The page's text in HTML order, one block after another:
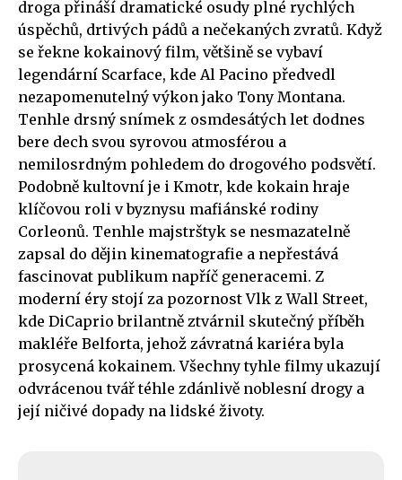
droga přináší dramatické osudy plné rychlých
úspěchů, drtivých pádů a nečekaných zvratů. Když
se řekne kokainový film, většině se vybaví
legendární Scarface, kde Al Pacino předvedl
nezapomenutelný výkon jako Tony Montana.
Tenhle drsný snímek z osmdesátých let dodnes
bere dech svou syrovou atmosférou a
nemilosrdným pohledem do drogového podsvětí.
Podobně kultovní je i Kmotr, kde kokain hraje
klíčovou roli v byznysu mafiánské rodiny
Corleonů. Tenhle majstrštyk se nesmazatelně
zapsal do dějin kinematografie a nepřestává
fascinovat publikum napříč generacemi. Z
moderní éry stojí za pozornost Vlk z Wall Street,
kde DiCaprio brilantně ztvárnil skutečný příběh
makléře Belforta, jehož závratná kariéra byla
prosycená kokainem. Všechny tyhle filmy ukazují
odvrácenou tvář téhle zdánlivě noblesní drogy a
její ničivé dopady na lidské životy.